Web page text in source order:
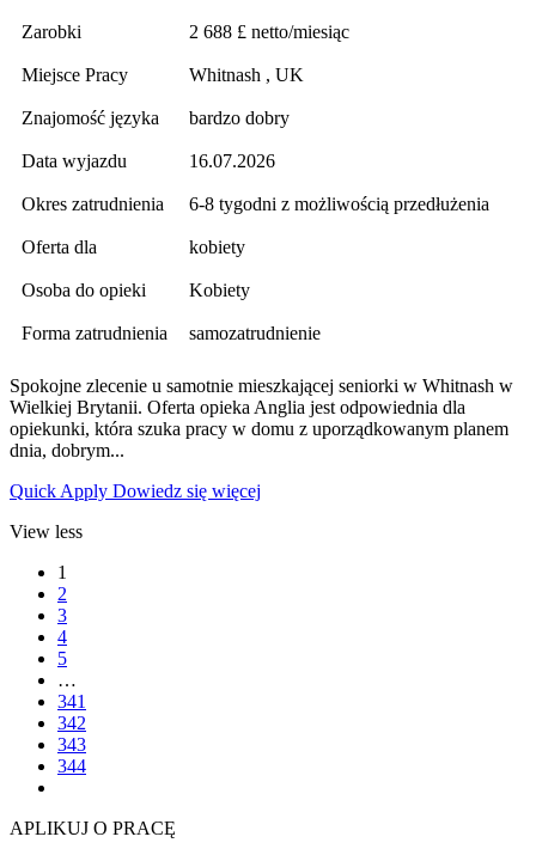
Zarobki 2 688 £ netto/miesiąc
Miejsce Pracy Whitnash , UK
Znajomość języka bardzo dobry
Data wyjazdu 16.07.2026
Okres zatrudnienia 6-8 tygodni z możliwością przedłużenia
Oferta dla kobiety
Osoba do opieki Kobiety
Forma zatrudnienia samozatrudnienie
Spokojne zlecenie u samotnie mieszkającej seniorki w Whitnash w
Wielkiej Brytanii. Oferta opieka Anglia jest odpowiednia dla
opiekunki, która szuka pracy w domu z uporządkowanym planem
dnia, dobrym...
Quick Apply Dowiedz się więcej
View less
1
2
3
4
5
…
341
342
343
344
APLIKUJ O PRACĘ